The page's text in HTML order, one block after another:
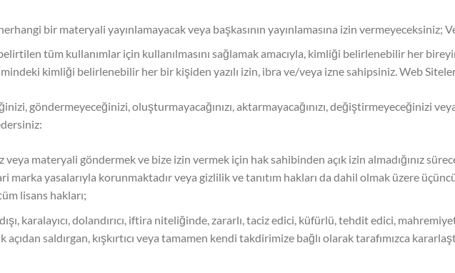
bir materyali yayınlamayacak veya başkasının yayınlamasına izin vermeyeceksiniz;
tüm kullanımlar için kullanılmasını sağlamak amacıyla, kimliği belirlenebilir her
kimliği belirlenebilir her bir kişiden yazılı izin, ibra ve/veya izne sahipsiniz. Web
göndermeyeceğinizi, oluşturmayacağınızı, aktarmayacağınızı, değiştirmeyeceğinizi
veya materyali göndermek ve bize izin vermek için hak sahibinden açık izin almadığınız
marka yasalarıyla korunmaktadır veya gizlilik ve tanıtım hakları da dahil olmak üzere
lisans hakları;
karalayıcı, dolandırıcı, iftira niteliğinde, zararlı, taciz edici, küfürlü, tehdit edici,
saldırgan, kışkırtıcı veya tamamen kendi takdirimize bağlı olarak tarafımızca